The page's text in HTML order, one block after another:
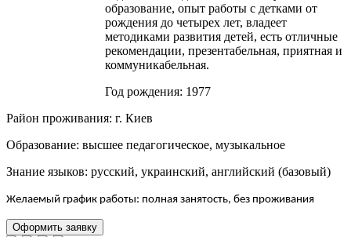
образование, опыт работы с детками от
рождения до четырех лет, владеет
методиками развития детей, есть отличные
рекомендации, презентабельная, приятная и
коммуникабельная.
Год рождения: 1977
Район проживания: г. Киев
Образование: высшее педагогическое, музыкальное
Знание языков: русский, украинский, английский (базовый)
Желаемый график работы: полная занятость, без проживания
Оформить заявку